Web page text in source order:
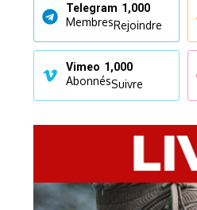
Telegram 1,000
MembresRejoindre
Vimeo 1,000
AbonnésSuivre